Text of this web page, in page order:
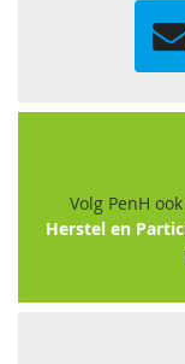
Volg PenH
Herstel en